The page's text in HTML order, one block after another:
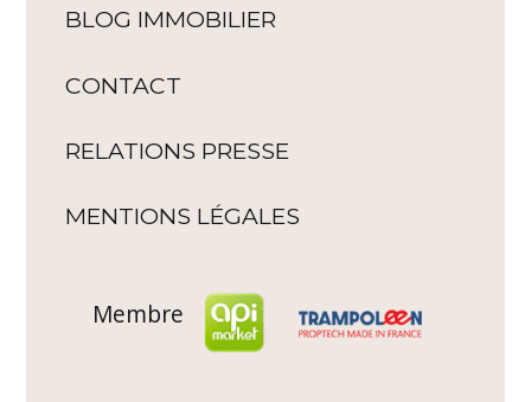
BLOG IMMOBILIER
CONTACT
RELATIONS PRESSE
MENTIONS LÉGALES
Membre